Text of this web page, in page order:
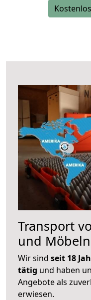
Transport
und
Wir sind seit 18
tätig und haben
Angebote als
erwiesen.